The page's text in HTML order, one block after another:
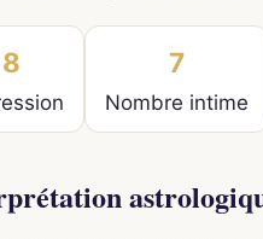
8 7
Nombre intime